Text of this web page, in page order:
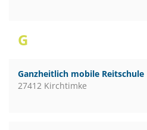
G
Ganzheitlich mobile Reitschule
27412 Kirchtimke